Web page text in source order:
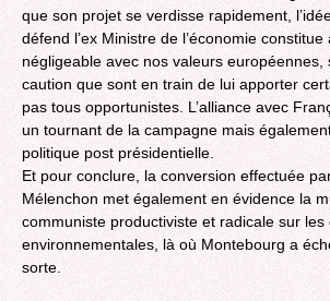
que son projet se verdisse rapidement,
défend l’ex Ministre de l’économie
négligeable avec nos valeurs européennes,
caution que sont en train de lui apporter
pas tous opportunistes. L’alliance avec
un tournant de la campagne mais
politique post présidentielle.
Et pour conclure, la conversion‎ effectuée
Mélenchon met également en évidence la
communiste productiviste et radicale sur les
environnementales, là où Montebourg a
sorte.